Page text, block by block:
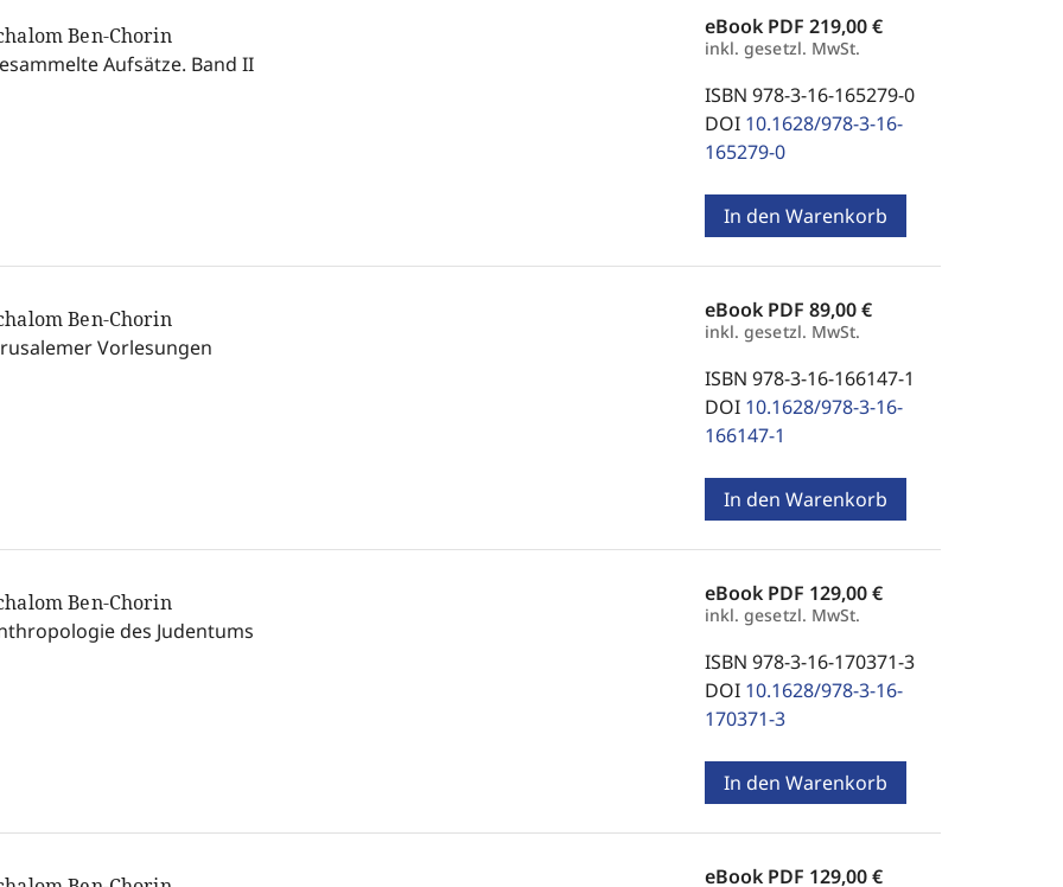
Ben-Chorin
Aufsätze. Band II
eBook PDF 219,00 €
inkl. gesetzl. MwSt.
ISBN 978-3-16-165279-0
DOI 10.1628/978-3-16-
165279-0
In den Warenkorb
Ben-Chorin
Vorlesungen
eBook PDF 89,00 €
inkl. gesetzl. MwSt.
ISBN 978-3-16-166147-1
DOI 10.1628/978-3-16-
166147-1
In den Warenkorb
Ben-Chorin
des Judentums
eBook PDF 129,00 €
inkl. gesetzl. MwSt.
ISBN 978-3-16-170371-3
DOI 10.1628/978-3-16-
170371-3
In den Warenkorb
eBook PDF 129,00 €